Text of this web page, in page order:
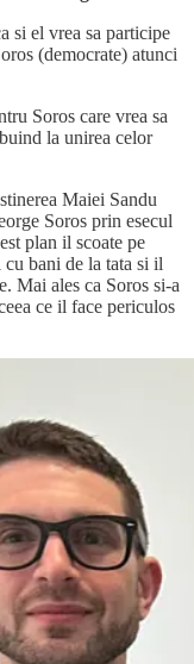
si el vrea sa participe
(democrate) atunci
Soros care vrea sa
la unirea celor
Maiei Sandu
Soros prin esecul
plan il scoate pe
bani de la tata si il
Mai ales ca Soros si-a
ce il face periculos